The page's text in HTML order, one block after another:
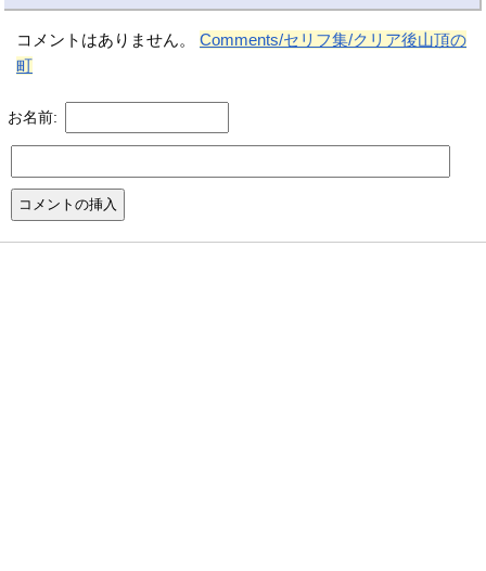
コメントはありません。Comments/セリフ集/クリア後山頂の
町
お名前: